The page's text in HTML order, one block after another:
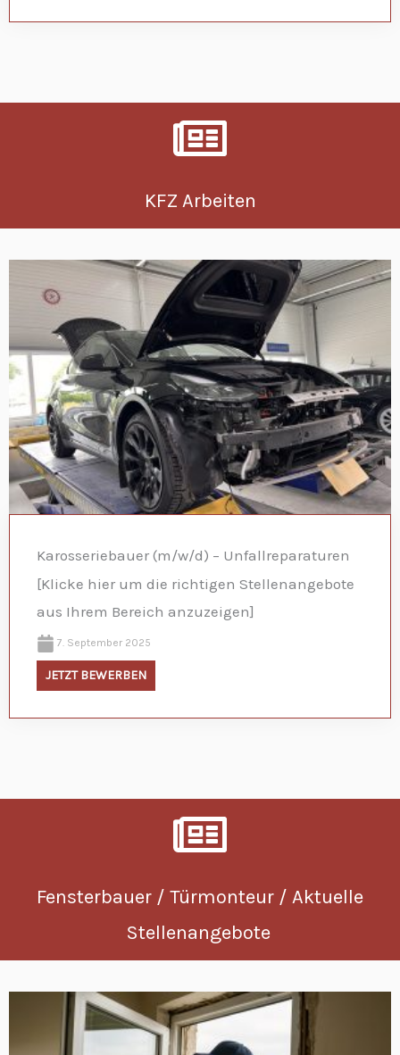
KFZ Arbeiten
Karosseriebauer (m/w/d) – Unfallreparaturen
[Klicke hier um die richtigen Stellenangebote
aus Ihrem Bereich anzuzeigen]
7. September 2025
JETZT BEWERBEN
Fensterbauer / Türmonteur / Aktuelle
Stellenangebote